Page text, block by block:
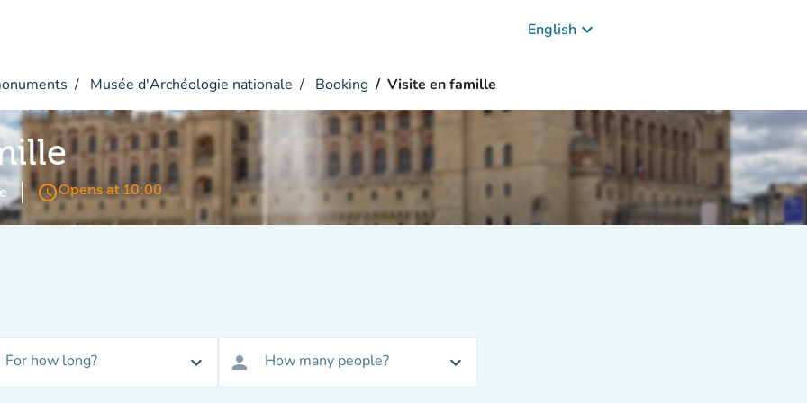
English keyboard_arrow_down
Musée d'Archéologie nationale Booking Visite en famille
access_timeOpens at 10:00
For how long? expand_more person How many people? expand_more